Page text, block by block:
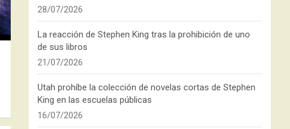
28/07/2026
La reacción de Stephen King tras la prohibición de uno
de sus libros
21/07/2026
Utah prohíbe la colección de novelas cortas de Stephen
King en las escuelas públicas
16/07/2026